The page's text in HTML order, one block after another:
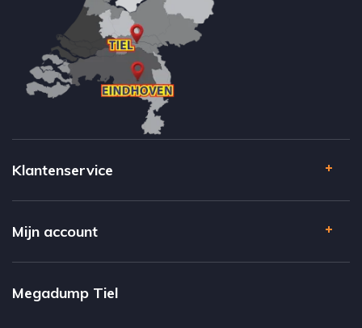
Klantenservice
Mijn account
Megadump Tiel